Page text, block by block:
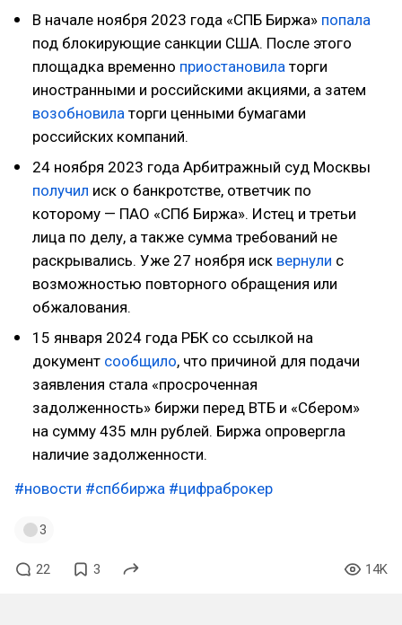
В начале ноября 2023 года «СПБ Биржа» попала
под блокирующие санкции США. После этого
площадка временно приостановила торги
иностранными и российскими акциями, а затем
возобновила торги ценными бумагами
российских компаний.
24 ноября 2023 года Арбитражный суд Москвы
получил иск о банкротстве, ответчик по
которому — ПАО «СПб Биржа». Истец и третьи
лица по делу, а также сумма требований не
раскрывались. Уже 27 ноября иск вернули с
возможностью повторного обращения или
обжалования.
15 января 2024 года РБК со ссылкой на
документ сообщило, что причиной для подачи
заявления стала «просроченная
задолженность» биржи перед ВТБ и «Сбером»
на сумму 435 млн рублей. Биржа опровергла
наличие задолженности.
#новости #спббиржа #цифраброкер
3
22 3 14K